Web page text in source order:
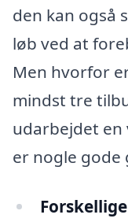
den kan også
løb ved at
Men hvorfor
mindst tre
udarbejdet en
er nogle gode